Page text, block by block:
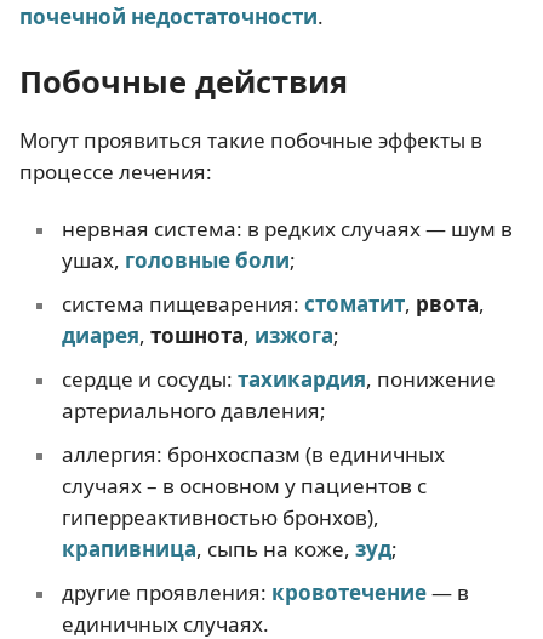
почечной недостаточности.
Побочные действия
Могут проявиться такие побочные эффекты в
процессе лечения:
нервная система: в редких случаях — шум в
ушах, головные боли;
система пищеварения: стоматит, рвота,
диарея, тошнота, изжога;
сердце и сосуды: тахикардия, понижение
артериального давления;
аллергия: бронхоспазм (в единичных
случаях – в основном у пациентов с
гиперреактивностью бронхов),
крапивница, сыпь на коже, зуд;
другие проявления: кровотечение— в
единичных случаях.